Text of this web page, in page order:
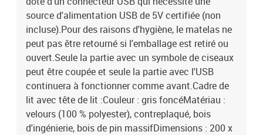
source d'alimentation USB de 5V certifiée (non
incluse).Pour des raisons d'hygiène, le matelas ne
peut pas être retourné si l'emballage est retiré ou
ouvert.Seule la partie avec un symbole de ciseaux
peut être coupée et seule la partie avec l'USB
continuera à fonctionner comme avant.Cadre de
lit avec tête de lit :Couleur : gris foncéMatériau :
velours (100 % polyester), contreplaqué, bois
d'ingénierie, bois de pin massifDimensions : 200 x